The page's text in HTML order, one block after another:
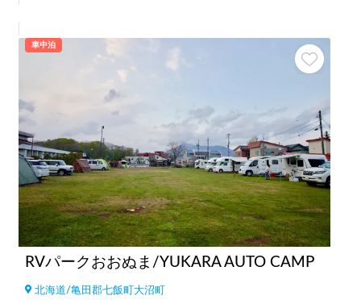
車中泊
RVパークおおぬま/YUKARA AUTO CAMP
北海道/亀田郡七飯町大沼町